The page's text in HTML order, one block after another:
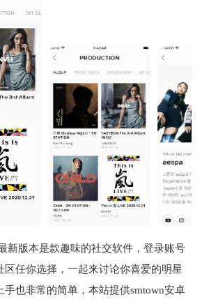
新版本是款趣味的社交软件，登录账号
区任你选择，一起来讨论你喜爱的明星
手也非常的简单，本站提供smtown安卓